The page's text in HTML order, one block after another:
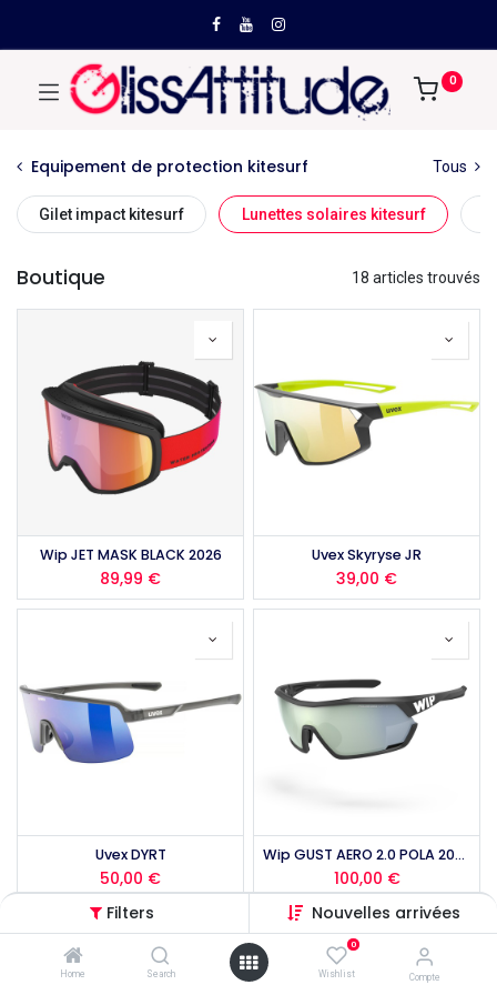
Filters Nouvelles arrivées
Home Search
0
Wishlist Compte
0
Equipement de protection kitesurf Tous
Gilet impact kitesurf Lunettes solaires kitesurf
Boutique 18 articles trouvés
Wip JET MASK BLACK 2026
89,99 €
Uvex Skyryse JR
39,00 €
Uvex DYRT
50,00 €
Wip GUST AERO 2.0 POLA 2026
100,00 €